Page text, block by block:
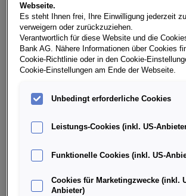
Weitere Infos & Daten
Fahrzeugdaten
Finanzierung über die Porsche Bank
Händlerinformation
Webseite.
Es steht Ihnen frei, Ihre Einwilligung jederzeit
verweigern oder zurückzuziehen.
Verantwortlich für diese Website und die
Bank AG. Nähere Informationen über Cookies
Cookie-Richtlinie oder in den Cookie-
Cookie-Einstellungen am Ende der Webseite.
Unbedingt erforderliche Cookies
Leistungs-Cookies (inkl. US-
Funktionelle Cookies (inkl. US-
Cookies für Marketingzwecke (inkl.
Anbieter)